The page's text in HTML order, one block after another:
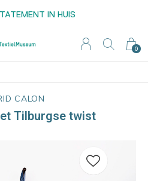
0
IN HUIS
CALON
Tilburgse twist